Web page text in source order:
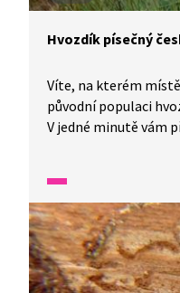
Hvozdík písečný
Víte, na kterém
původní populaci
V jedné minutě vám